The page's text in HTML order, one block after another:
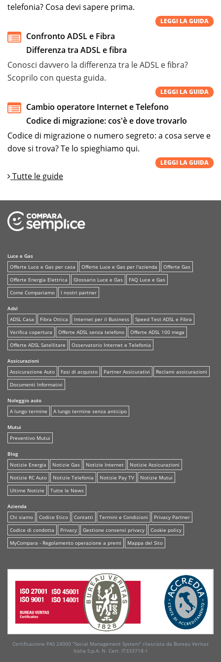
telefonia? Cosa devi sapere prima.
LEGGI LA GUIDA
Confronto ADSL e Fibra
Differenza tra ADSL e fibra
Conosci davvero la differenza tra le ADSL e fibra?
Scoprilo con questa guida.
LEGGI LA GUIDA
Cambio operatore Internet e Telefono
Codice di migrazione: cos'è e dove trovarlo
Codice di migrazione o numero segreto: a cosa serve e
dove si trova? Te lo spieghiamo qui.
LEGGI LA GUIDA
Tutte le guide
Luce e Gas
Offerte Luce e Gas per casa
Offerte Luce e Gas per l'azienda
Offerte Gas
Offerte Energia Elettrica
Glossario Luce e Gas
FAQ Luce e Gas
Come Compariamo
I nostri partner
Adsl
ADSL Casa
Fibra Ottica Internet per il Business
Speed Test ADSL e Fibra
Verifica copertura
Offerte ADSL senza telefono
Offerte ADSL 100 mega
Offerte ADSL Satellitare
Osservatorio Internet e Telefonia
Assicurazioni
Assicurazione Auto
Fasi di acquisto Partner Assicurativi
Reclami assicurazioni
Documenti Informativi
Noleggio auto
A lungo termine
A lungo termine senza anticipo
Mutui
Preventivo Mutui
Blog
Notizie Energia
Notizie Gas Notizie Internet
Notizie Assicurazioni
Notizie RC Auto
Notizie Telefonia Notizie Pay TV
Notizie Mutui
Ultime Notizie
Tutte le News
Azienda
Chi siamo
Codice Etico Contatti Termini e Condizioni
Privacy Partner
Codice di condotta
Privacy Gestione consensi privacy
Cookie policy
MyCompara - Regolamento operazione a premi
Mappa del Sito
Certificazione PAS 24000 "Social Management System" rilasciata da Bureau Veritas
Italia S.p.A. N. Cert. IT333718-1